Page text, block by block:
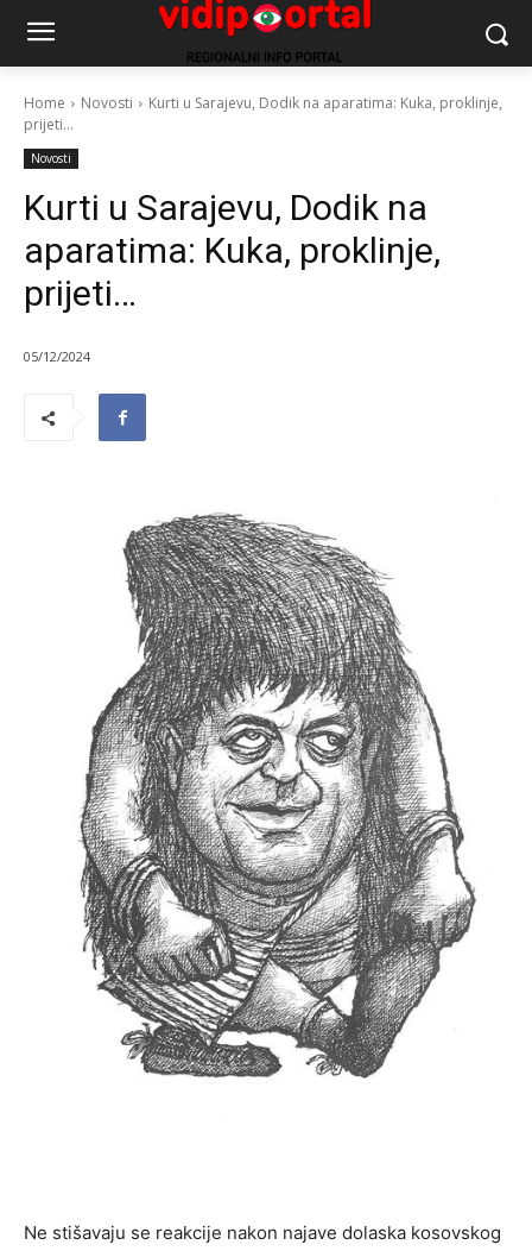
Home Novosti
Kurti u Sarajevu, Dodik na aparatima: Kuka, proklinje,
prijeti...
Novosti
Kurti u Sarajevu, Dodik na
aparatima: Kuka, proklinje,
prijeti…
05/12/2024
Ne stišavaju se reakcije nakon najave dolaska kosovskog